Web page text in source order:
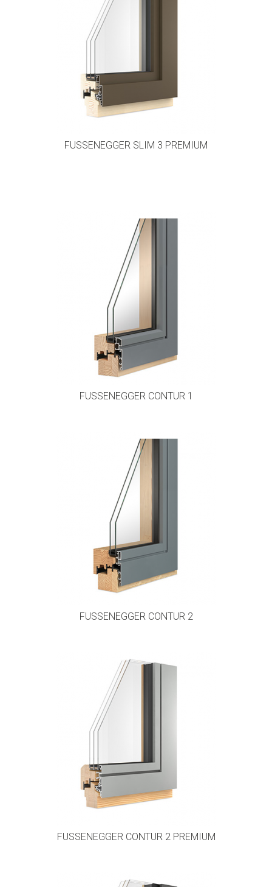
FUSSENEGGER SLIM 3 PREMIUM
FUSSENEGGER CONTUR 1
FUSSENEGGER CONTUR 2
FUSSENEGGER CONTUR 2 PREMIUM